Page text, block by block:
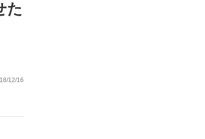
い」『北の国から』倉本聰氏（91...
た
12/16